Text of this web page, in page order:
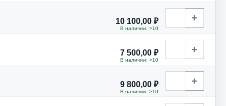
10 100,00 ₽
В наличии: >10
+
7 500,00 ₽
В наличии: >10
+
9 800,00 ₽
В наличии: >10
+